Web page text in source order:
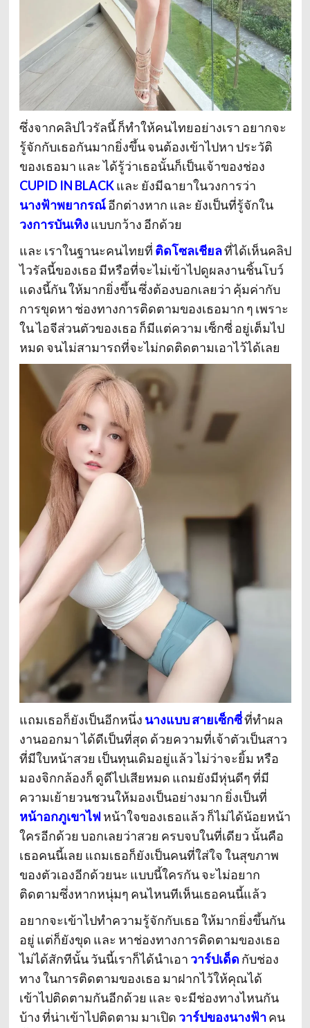
ซึ่งจากคลิปไวรัลนี้ ก็ทำให้คนไทยอย่างเรา อยากจะ
รู้จักกับเธอกันมากยิ่งขึ้น จนต้องเข้าไปหา ประวัติ
ของเธอมา และ ได้รู้ว่าเธอนั้นก็เป็นเจ้าของช่อง
CUPID IN BLACK และ ยังมีฉายาในวงการว่า
นางฟ้าพยากรณ์อีกต่างหาก และ ยังเป็นที่รู้จักใน
วงการบันเทิงแบบกว้าง อีกด้วย
และ เราในฐานะคนไทยที่ ติดโซลเชียลที่ได้เห็นคลิป
ไวรัลนี้ของเธอ มีหรือที่จะไม่เข้าไปดูผลงานชิ้นโบว์
แดงนี้กัน ให้มากยิ่งขึ้น ซึ่งต้องบอกเลยว่า คุ้มค่ากับ
การขุดหา ช่องทางการติดตามของเธอมาก ๆ เพราะ
ใน ไอจีส่วนตัวของเธอ ก็มีแต่ความ เซ็กซี่ อยู่เต็มไป
หมด จนไม่สามารถที่จะไม่กดติดตามเอาไว้ได้เลย
แถมเธอก็ยังเป็นอีกหนึ่ง นางแบบ สายเซ็กซี่ที่ทำผล
งานออกมา ได้ดีเป็นที่สุด ด้วยความที่เจ้าตัวเป็นสาว
ที่มีใบหน้าสวย เป็นทุนเดิมอยู่แล้ว ไม่ว่าจะยิ้ม หรือ
มองจิกกล้องก็ ดูดีไปเสียหมด แถมยังมีหุ่นดีๆ ที่มี
ความเย้ายวนชวนให้มองเป็นอย่างมาก ยิ่งเป็นที่
หน้าอกภูเขาไฟ หน้าใจของเธอแล้ว ก็ไม่ได้น้อยหน้า
ใครอีกด้วย บอกเลยว่าสวย ครบจบในที่เดียว นั้นคือ
เธอคนนี้เลย แถมเธอก็ยังเป็นคนที่ใส่ใจ ในสุขภาพ
ของตัวเองอีกด้วยนะ แบบนี้ใครกัน จะไม่อยาก
ติดตามซึ่งหากหนุ่มๆ คนไหนทีเห็นเธอคนนี้แล้ว
อยากจะเข้าไปทำความรู้จักกับเธอ ให้มากยิ่งขึ้นกัน
อยู่ แต่ก็ยังขุด และ หาช่องทางการติดตามของเธอ
ไม่ได้สักทีนั้น วันนี้เราก็ได้นำเอาวาร์ปเด็ด กับช่อง
ทาง ในการติดตามของเธอ มาฝากไว้ให้คุณได้
เข้าไปติดตามกันอีกด้วย และ จะมีช่องทางไหนกัน
บ้าง ที่น่าเข้าไปติดตาม มาเปิดวาร์ปของนางฟ้า คน